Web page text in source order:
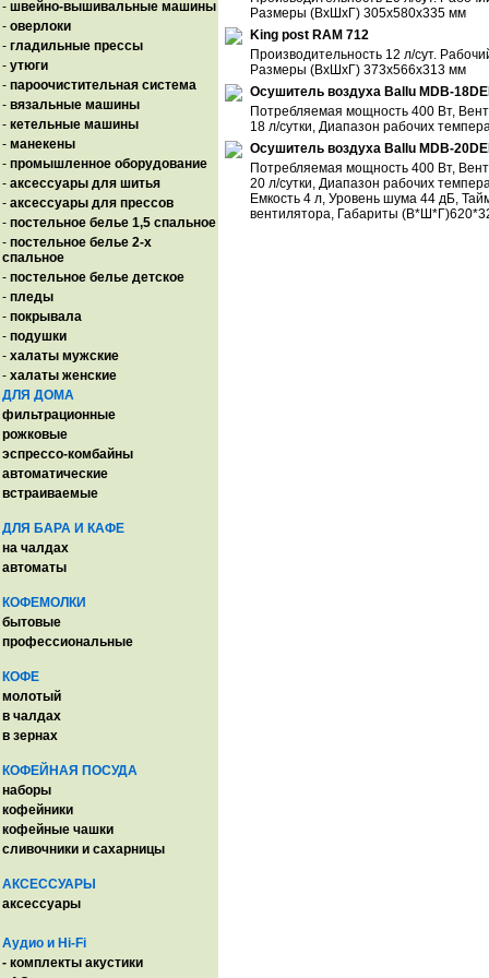
- швейно-вышивальные машины
- оверлоки
- гладильные прессы
- утюги
- пароочистительная система
- вязальные машины
- кетельные машины
- манекены
- промышленное оборудование
- аксессуары для шитья
- аксессуары для прессов
- постельное белье 1,5 спальное
- постельное белье 2-х
спальное
- постельное белье детское
- пледы
- покрывала
- подушки
- халаты мужские
- халаты женские
ДЛЯ ДОМА
фильтрационные
рожковые
эспрессо-комбайны
автоматические
встраиваемые
ДЛЯ БАРА И КАФЕ
на чалдах
автоматы
КОФЕМОЛКИ
бытовые
профессиональные
КОФЕ
молотый
в чалдах
в зернах
КОФЕЙНАЯ ПОСУДА
наборы
кофейники
кофейные чашки
сливочники и сахарницы
АКСЕССУАРЫ
аксессуары
Аудио и Hi-Fi
- комплекты акустики
Размеры (ВхШхГ) 305х580х335 мм
King post RAM 712
Производительность 12 л/сут.
Размеры (ВхШхГ) 373х566х313 мм
Осушитель воздуха Ballu MDB-
Потребляемая мощность 400 Вт,
18 л/сутки, Диапазон рабочих
Осушитель воздуха Ballu MDB-
Потребляемая мощность 400 Вт,
20 л/сутки, Диапазон рабочих
Емкость 4 л, Уровень шума 44 дБ,
вентилятора, Габариты